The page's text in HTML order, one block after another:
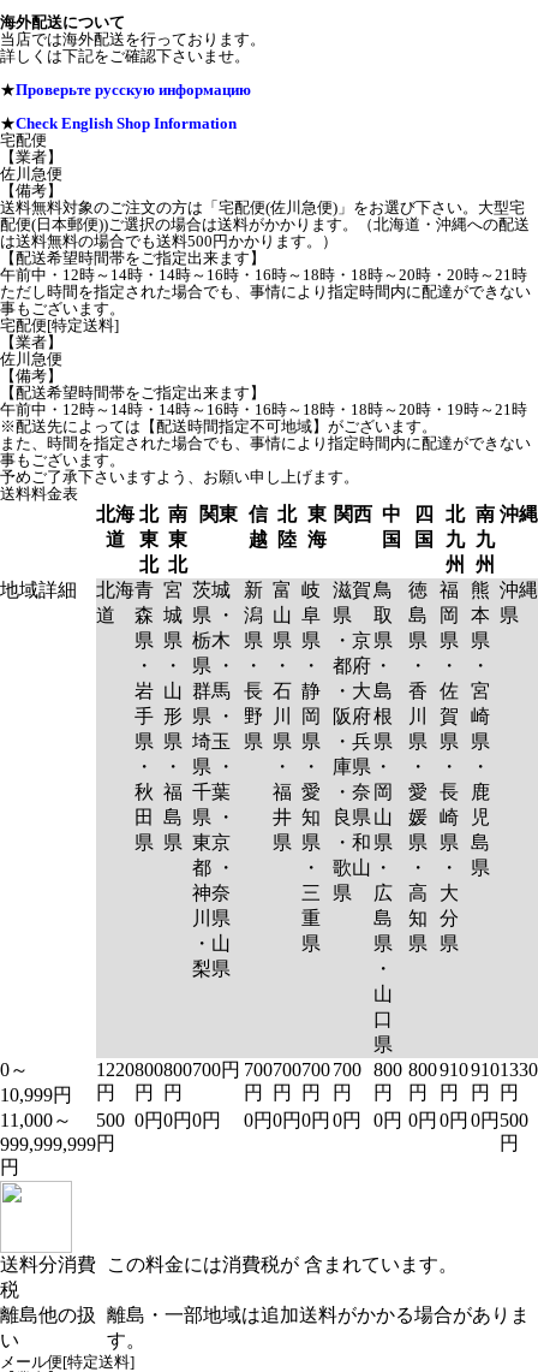
海外配送について
当店では海外配送を行っております。
詳しくは下記をご確認下さいませ。
★Проверьте русскую информацию
★Check English Shop Information
宅配便
【業者】
佐川急便
【備考】
送料無料対象のご注文の方は「宅配便(佐川急便)」をお選び下さい。大型宅
配便(日本郵便))ご選択の場合は送料がかかります。（北海道・沖縄への配送
は送料無料の場合でも送料500円かかります。）
【配送希望時間帯をご指定出来ます】
午前中・12時～14時・14時～16時・16時～18時・18時～20時・20時～21時
ただし時間を指定された場合でも、事情により指定時間内に配達ができない
事もございます。
宅配便[特定送料]
【業者】
佐川急便
【備考】
【配送希望時間帯をご指定出来ます】
午前中・12時～14時・14時～16時・16時～18時・18時～20時・19時～21時
※配送先によっては【配送時間指定不可地域】がございます。
また、時間を指定された場合でも、事情により指定時間内に配達ができない
事もございます。
予めご了承下さいますよう、お願い申し上げます。
送料料金表
北海
道
北
東
北
南
東
北
関東 信
越
北
陸
東
海
関西 中
国
四
国
北
九
州
南
九
州
沖縄
地域詳細
北海
道
青
森
県
・
岩
手
県
・
秋
田
県
宮
城
県
・
山
形
県
・
福
島
県
茨城
県 ・
栃木
県 ・
群馬
県 ・
埼玉
県 ・
千葉
県 ・
東京
都 ・
神奈
川県
・山
梨県
新
潟
県
・
長
野
県
富
山
県
・
石
川
県
・
福
井
県
岐
阜
県
・
静
岡
県
・
愛
知
県
・
三
重
県
滋賀
県
・京
都府
・大
阪府
・兵
庫県
・奈
良県
・和
歌山
県
鳥
取
県
・
島
根
県
・
岡
山
県
・
広
島
県
・
山
口
県
徳
島
県
・
香
川
県
・
愛
媛
県
・
高
知
県
福
岡
県
・
佐
賀
県
・
長
崎
県
・
大
分
県
熊
本
県
・
宮
崎
県
・
鹿
児
島
県
沖縄
県
0～
10,999円
1220
円
800
円
800
円
700円 700
円
700
円
700
円
700
円
800
円
800
円
910
円
910
円
1330
円
11,000～
999,999,999
円
500
円
0円0円0円 0円0円0円 0円 0円 0円 0円 0円 500
円
送料分消費
税
この料金には消費税が 含まれています。
離島他の扱
い
離島・一部地域は追加送料がかかる場合がありま
す。
メール便[特定送料]